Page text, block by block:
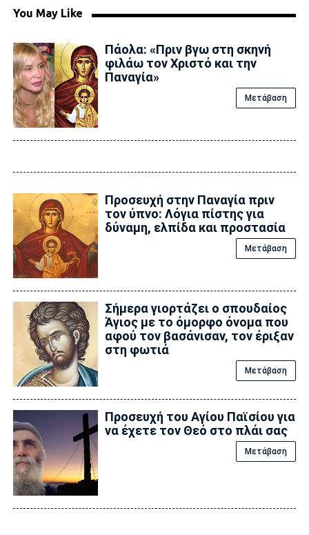
You May Like
Πάολα: «Πριν βγω στη σκηνή
φιλάω τον Χριστό και την
Παναγία»
Μετάβαση
Προσευχή στην Παναγία πριν
τον ύπνο: Λόγια πίστης για
δύναμη, ελπίδα και προστασία
Μετάβαση
Σήμερα γιορτάζει ο σπουδαίος
Άγιος με το όμορφο όνομα που
αφού τον βασάνισαν, τον έριξαν
στη φωτιά
Μετάβαση
Προσευχή του Αγίου Παϊσίου για
να έχετε τον Θεό στο πλάι σας
Μετάβαση